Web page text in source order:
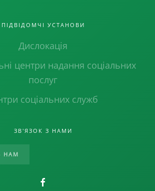
ПІДВІДОМЧІ УСТАНОВИ
Дислокація
центри надання соціальних
послуг
соціальних служб
ЗВ'ЯЗОК З НАМИ
НАМ